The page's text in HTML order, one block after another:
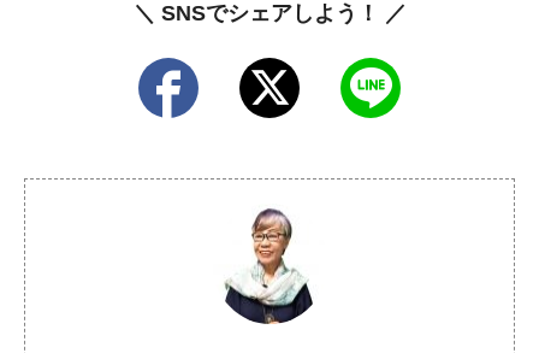
＼ SNSでシェアしよう！ ／